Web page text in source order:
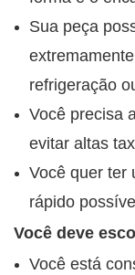
Sua peça
refrigeração
Você precisa
evitar altas
Você quer ter
rápido
Você deve
Você está